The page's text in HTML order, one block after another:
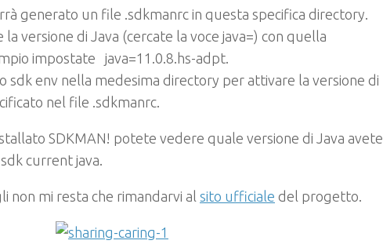
generato un file .sdkmanrc in questa specifica directory.
versione di Java (cercate la voce java=) con quella
impostate java=11.0.8.hs-adpt.
sdk env nella medesima directory per attivare la versione di
nel file .sdkmanrc.
SDKMAN! potete vedere quale versione di Java avete
sdk current java.
non mi resta che rimandarvi al sito ufficiale del progetto.